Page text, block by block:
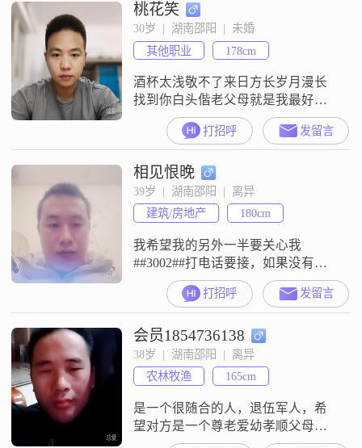
锁定在了最后的168##3002##但还好
不算胖，体重我会控制在这个左右
##3002##兴趣爱好的话，平常有空
喜欢玩游戏，现在打王者打的比较
多，之前也玩过狼人杀 和
桃花笑
30岁  |  湖南邵阳  |  未婚
其他职业
178cm
酒杯太浅敬不了来日方长岁月漫长
找到你白头偕老父母就是我最好的
榜样，就想找一个相爱的人白头到
老车房没买是因为想谈了对象结婚
后按对方想法买，经济条件是具备
的
打招呼 发留言
相见恨晚
39岁  |  湖南邵阳  |  离异
建筑/房地产
180cm
我希望我的另外一半要关心我
##3002##打电话要接，如果没有听
到看到了第一时间回，要适当的避
开，和异性聊天，出去玩
打招呼 发留言
会员1854736138
38岁  |  湖南邵阳  |  离异
农林牧渔
165cm
是一个很随合的人，退伍军人，希
望对方是一个尊老爱幼孝顺父母爱
护孩子有什么事能一起商量，一起